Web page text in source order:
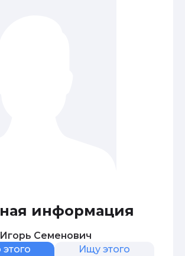
информация
Макаров Игорь Семенович
Ищу этого